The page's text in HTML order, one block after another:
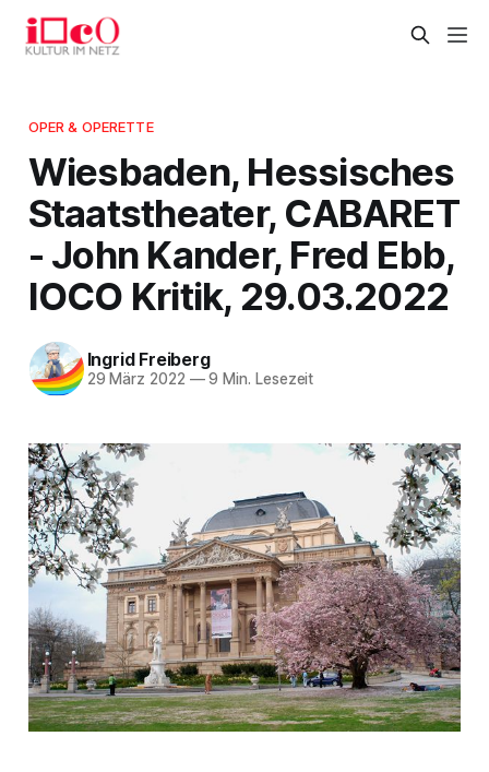
OPER & OPERETTE
Wiesbaden, Hessisches
Staatstheater, CABARET
- John Kander, Fred Ebb,
IOCO Kritik, 29.03.2022
Ingrid Freiberg
29 März 2022 —9 Min. Lesezeit